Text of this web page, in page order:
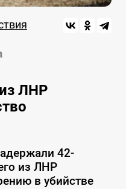
ЛНР
42-
из ЛНР
в убийстве